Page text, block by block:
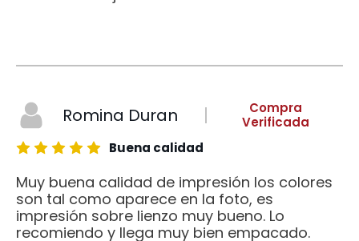
Romina Duran
Compra
Verificada
Buena calidad
Muy buena calidad de impresión los colores
son tal como aparece en la foto, es
impresión sobre lienzo muy bueno. Lo
recomiendo y llega muy bien empacado.